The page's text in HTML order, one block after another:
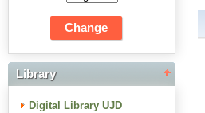
Library
Digital Library UJD